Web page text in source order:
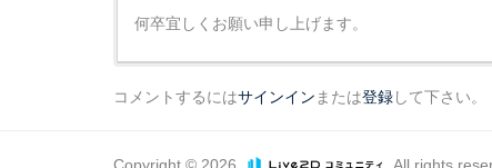
何卒宜しくお願い申し上げます。
コメントするにはサインイン または登録して下さい。